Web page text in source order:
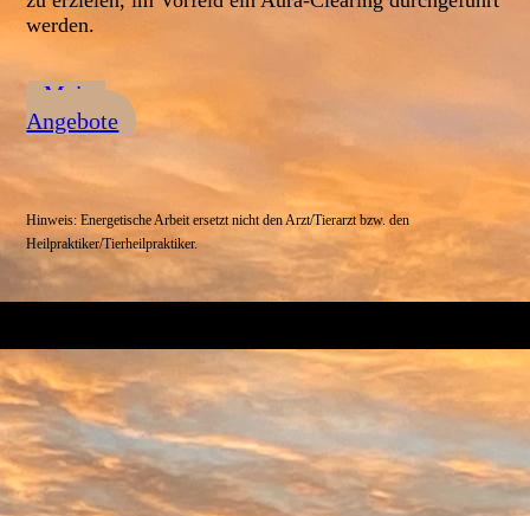
werden.
Meine
Angebote
Hinweis: Energetische Arbeit ersetzt nicht den Arzt/Tierarzt bzw. den
Heilpraktiker/Tierheilpraktiker.